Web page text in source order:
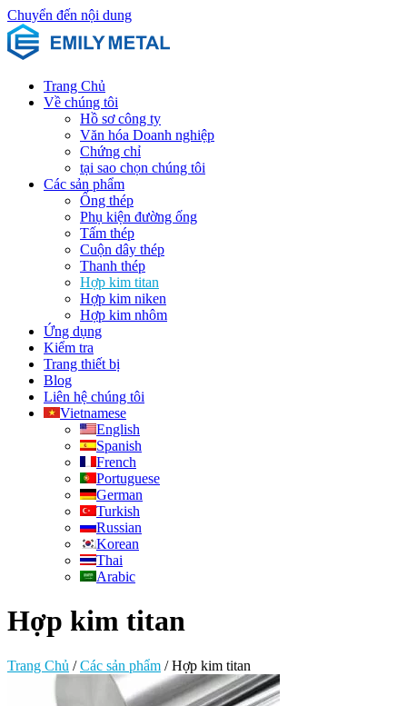
Chuyển đến nội dung
Trang Chủ
Về chúng tôi
Hồ sơ công ty
Văn hóa Doanh nghiệp
Chứng chỉ
tại sao chọn chúng tôi
Các sản phẩm
Ống thép
Phụ kiện đường ống
Tấm thép
Cuộn dây thép
Thanh thép
Hợp kim titan
Hợp kim niken
Hợp kim nhôm
Ứng dụng
Kiểm tra
Trang thiết bị
Blog
Liên hệ chúng tôi
Vietnamese
English
Spanish
French
Portuguese
German
Turkish
Russian
Korean
Thai
Arabic
Hợp kim titan
Trang Chủ /Các sản phẩm /Hợp kim titan